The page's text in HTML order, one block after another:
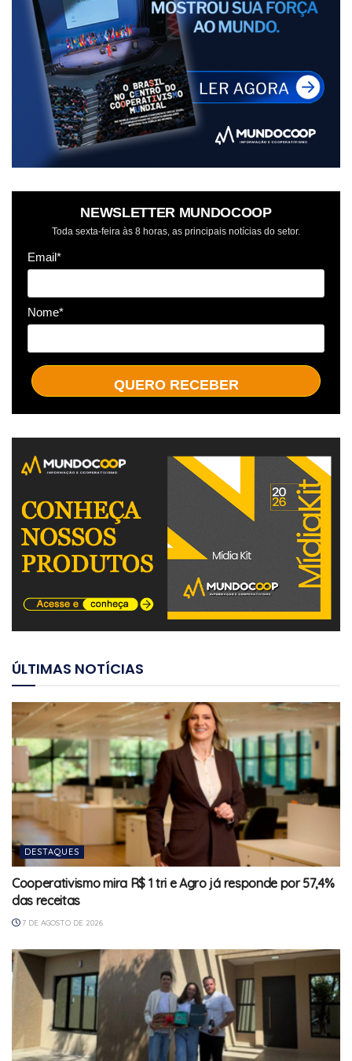
NEWSLETTER MUNDOCOOP
Toda sexta-feira às 8 horas, as principais notícias do setor.
Email*
Nome*
QUERO RECEBER
ÚLTIMAS NOTÍCIAS
DESTAQUES
Cooperativismo mira R$ 1 tri e Agro já responde por 57,4%
das receitas
7 DE AGOSTO DE 2026